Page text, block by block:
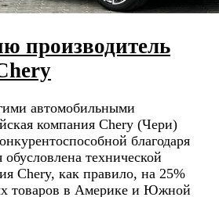
производитель
автомобильными
компания Chery (Чери)
благодаря
технической
Chery, как правило, на 25%
товаров в Америке и Южной